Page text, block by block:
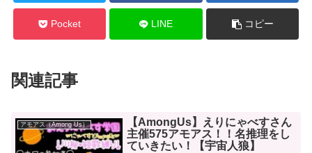
Pocket LINE コピー
関連記事
アモアス（Among Us）
【AmongUs】えりにゃべすさん
主催575アモアス！！名推理をし
ていきたい！【宇宙人狼】